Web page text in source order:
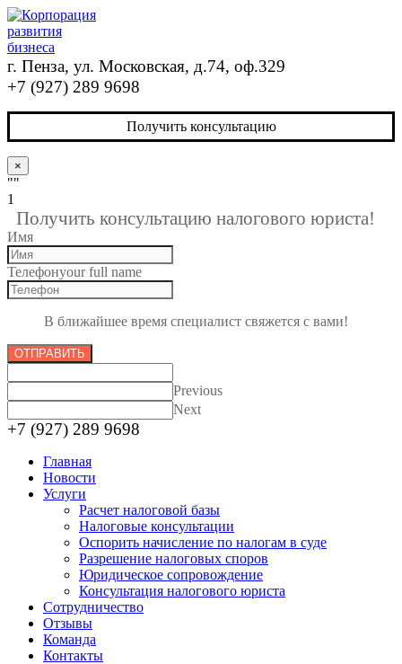
г. Пенза, ул. Московская, д.74, оф.329
+7 (927) 289 9698
Получить консультацию
×
""
1
Получить консультацию налогового юриста!
Имя
Телефонyour full name
В ближайшее время специалист свяжется с вами!
ОТПРАВИТЬ
Previous
Next
+7 (927) 289 9698
Главная
Новости
Услуги
Расчет налоговой базы
Налоговые консультации
Оспорить начисление по налогам в суде
Разрешение налоговых споров
Юридическое сопровождение
Консультация налогового юриста
Сотрудничество
Отзывы
Команда
Контакты